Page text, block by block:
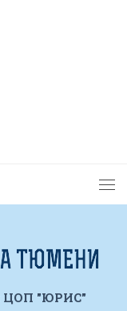
ЦОП "ЮРИС"